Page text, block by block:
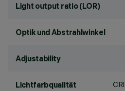
Light output ratio (LOR)
Optik und Abstrahlwinkel
Adjustability
Lichtfarbqualität CRI